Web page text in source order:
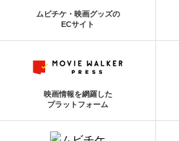
ムビチケ・映画グッズの
ECサイト
映画情報を網羅した
プラットフォーム